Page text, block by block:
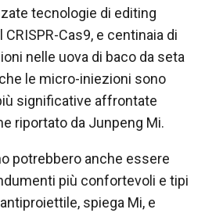
tecnologie di editing
Cas9, e centinaia di
nelle uova di baco da seta
le micro-iniezioni sono
significative affrontate
riportato da Junpeng Mi.
potrebbero anche essere
più confortevoli e tipi
spiega Mi, e